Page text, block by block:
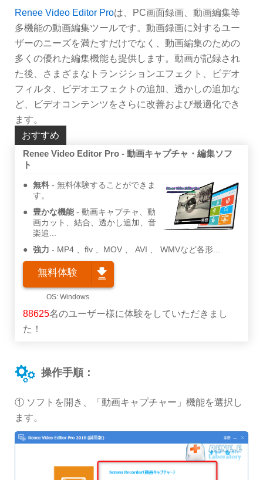
Renee Video Editor Proは、PC画面録画、動画編集等
多機能の動画編集ツールです。動画録画に対するユー
ザーのニーズを満たすだけでなく、動画編集のための
多くの優れた編集機能も提供します。動画が記録され
た後、さまざまなトランジションエフェクト、ビデオ
フィルタ、ビデオエフェクトの追加、透かしの追加な
ど、ビデオコンテンツをさらに改善および最適化でき
ます。
おすすめ
Renee Video Editor Pro - 動画キャプチャ・編集ソフ
ト
無料
無料体験することができま
す。
豊かな機能
動画キャプチャ、動
画カット、結合、透かし追加、音
楽追...
強力
MP4 、flv 、MOV 、 AVI 、 WMVなど各形...
無料体験
88625名のユーザー様に体験をしていただきまし
た！
操作手順：
① ソフトを開き、「動画キャプチャー」機能を選択し
ます。